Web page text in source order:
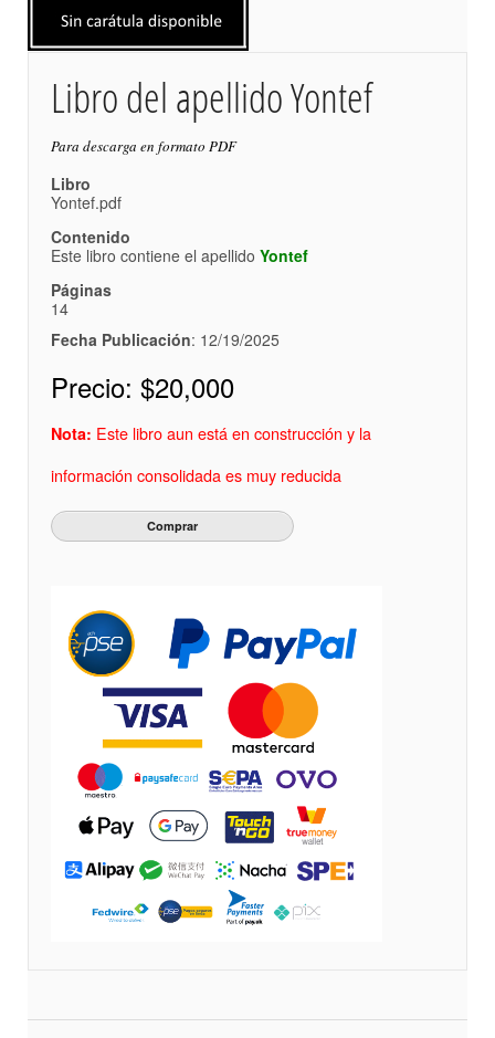
Libro del apellido Yontef
Para descarga en formato PDF
Libro
Yontef.pdf
Contenido
Este libro contiene el apellido Yontef
Páginas
14
Fecha Publicación: 12/19/2025
Precio: $20,000
Nota: Este libro aun está en construcción y la
información consolidada es muy reducida